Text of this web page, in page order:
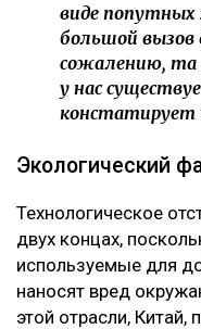
виде
большой вызов
сожалению, та
у нас
констатирует
Экологический
Технологическое
двух концах,
используемые для
наносят вред
этой отрасли, Китай,